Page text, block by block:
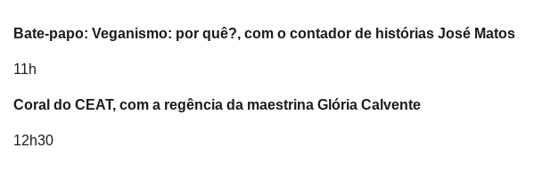
Bate-papo: Veganismo: por quê?, com o contador de histórias José Matos
11h
Coral do CEAT, com a regência da maestrina Glória Calvente
12h30